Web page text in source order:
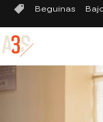
Beguinas